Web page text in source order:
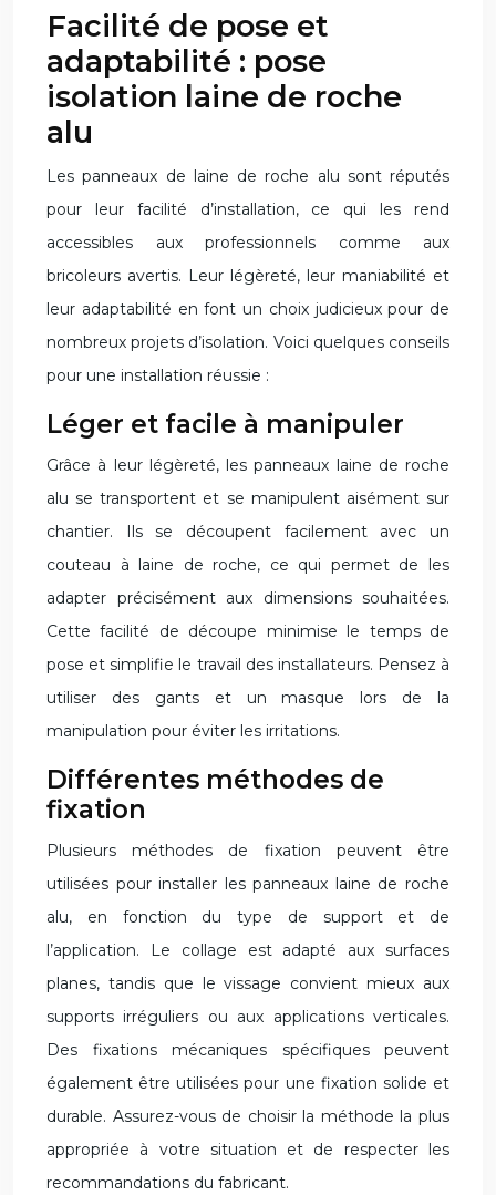
Facilité de pose et
adaptabilité : pose
isolation laine de roche
alu
Les panneaux de laine de roche alu sont réputés
pour leur facilité d’installation, ce qui les rend
accessibles aux professionnels comme aux
bricoleurs avertis. Leur légèreté, leur maniabilité et
leur adaptabilité en font un choix judicieux pour de
nombreux projets d’isolation. Voici quelques conseils
pour une installation réussie :
Léger et facile à manipuler
Grâce à leur légèreté, les panneaux laine de roche
alu se transportent et se manipulent aisément sur
chantier. Ils se découpent facilement avec un
couteau à laine de roche, ce qui permet de les
adapter précisément aux dimensions souhaitées.
Cette facilité de découpe minimise le temps de
pose et simplifie le travail des installateurs. Pensez à
utiliser des gants et un masque lors de la
manipulation pour éviter les irritations.
Différentes méthodes de
fixation
Plusieurs méthodes de fixation peuvent être
utilisées pour installer les panneaux laine de roche
alu, en fonction du type de support et de
l’application. Le collage est adapté aux surfaces
planes, tandis que le vissage convient mieux aux
supports irréguliers ou aux applications verticales.
Des fixations mécaniques spécifiques peuvent
également être utilisées pour une fixation solide et
durable. Assurez-vous de choisir la méthode la plus
appropriée à votre situation et de respecter les
recommandations du fabricant.